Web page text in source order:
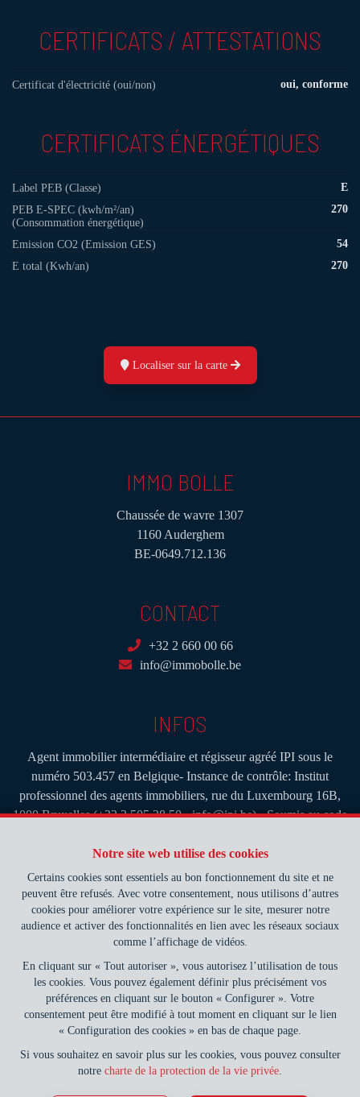
CERTIFICATS / ATTESTATIONS
Certificat d'électricité (oui/non) oui, conforme
CERTIFICATS ÉNERGÉTIQUES
Label PEB (Classe)
E
PEB E-SPEC (kwh/m²/an)
(Consommation énergétique)
270
Emission CO2 (Emission GES)
54
E total (Kwh/an)
270
Localiser sur la carte
Notre site web utilise des cookies
Certains cookies sont essentiels au bon fonctionnement du site et ne
peuvent être refusés. Avec votre consentement, nous utilisons d’autres
cookies pour améliorer votre expérience sur le site, mesurer notre
audience et activer des fonctionnalités en lien avec les réseaux sociaux
comme l’affichage de vidéos.
En cliquant sur « Tout autoriser », vous autorisez l’utilisation de tous
les cookies. Vous pouvez également définir plus précisément vos
préférences en cliquant sur le bouton « Configurer ». Votre
consentement peut être modifié à tout moment en cliquant sur le lien
« Configuration des cookies » en bas de chaque page.
Si vous souhaitez en savoir plus sur les cookies, vous pouvez consulter
notre charte de la protection de la vie privée.
IMMO BOLLE
Chaussée de wavre 1307
1160 Auderghem
BE-0649.712.136
CONTACT
+32 2 660 00 66
info@immobolle.be
INFOS
Agent immobilier intermédiaire et régisseur agréé IPI sous le
numéro 503.457 en Belgique- Instance de contrôle: Institut
professionnel des agents immobiliers, rue du Luxembourg 16B,
1000 Bruxelles (+32 2 505 38 50 - info@ipi.be) - Soumis aucode
RC professionnelle et cautionnement via AXA Belgium SA, Place
du Trône 1, 1000 Bruxelles – police n° 730.390.160. Couverture
valable pour les activités réalisées en Belgique
Notre efficacité, votre sérénité.
Conditions générales d'utilisation du site
Charte de la protection de la vie privée
Configuration des cookies